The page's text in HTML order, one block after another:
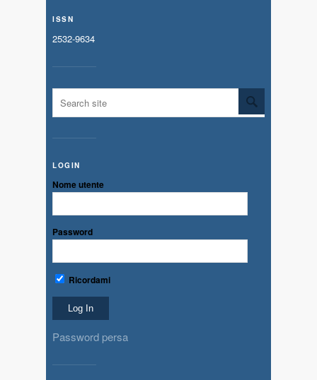
ISSN
2532-9634
LOGIN
Nome utente
Password
Ricordami
Password persa